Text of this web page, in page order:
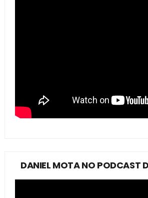
DANIEL MOTA NO PODCAST